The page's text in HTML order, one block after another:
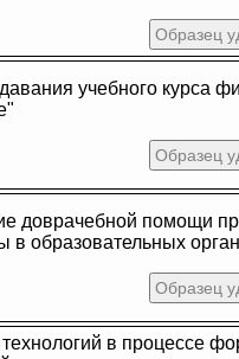
Образец
учебного курса
Образец
доврачебной помощи
в образовательных
Образец
в процессе